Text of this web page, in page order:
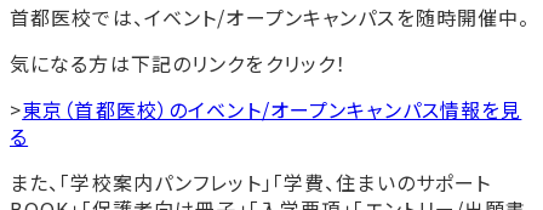
首都医校では、イベント/オープンキャンパスを随時開催中。
気になる方は下記のリンクをクリック！
>東京（首都医校）のイベント/オープンキャンパス情報を見
る
また、「学校案内パンフレット」「学費、住まいのサポート